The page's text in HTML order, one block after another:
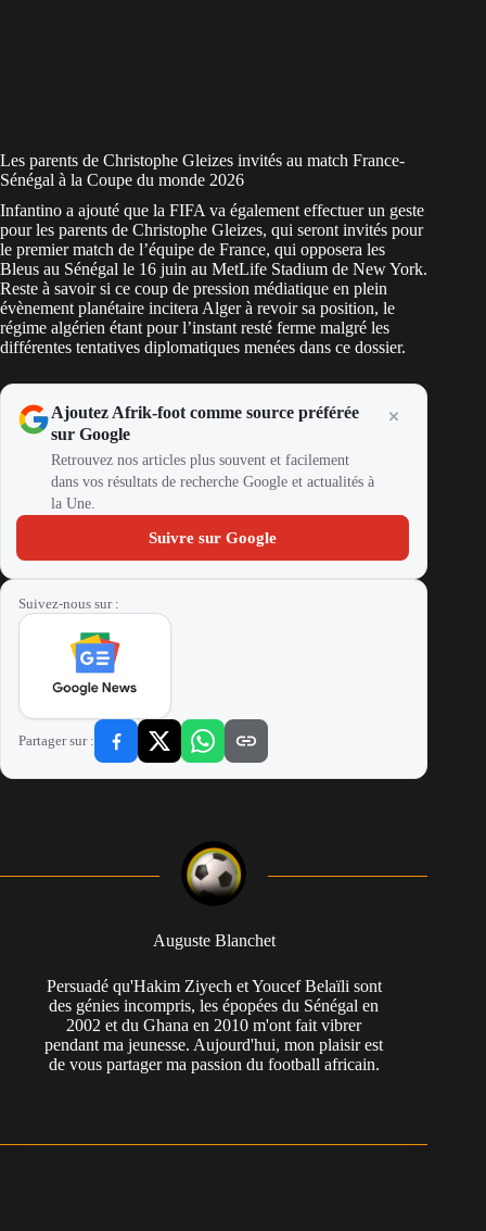
Les parents de Christophe Gleizes invités au match France-
Sénégal à la Coupe du monde 2026
Infantino a ajouté que la FIFA va également effectuer un geste
pour les parents de Christophe Gleizes, qui seront invités pour
le premier match de l’équipe de France, qui opposera les
Bleus au Sénégal le 16 juin au MetLife Stadium de New York.
Reste à savoir si ce coup de pression médiatique en plein
évènement planétaire incitera Alger à revoir sa position, le
régime algérien étant pour l’instant resté ferme malgré les
différentes tentatives diplomatiques menées dans ce dossier.
Ajoutez Afrik-foot comme source préférée
sur Google
Retrouvez nos articles plus souvent et facilement
dans vos résultats de recherche Google et actualités à
la Une.
Suivre sur Google
Suivez-nous sur :
Partager sur :
Auguste Blanchet
Persuadé qu'Hakim Ziyech et Youcef Belaïli sont
des génies incompris, les épopées du Sénégal en
2002 et du Ghana en 2010 m'ont fait vibrer
pendant ma jeunesse. Aujourd'hui, mon plaisir est
de vous partager ma passion du football africain.